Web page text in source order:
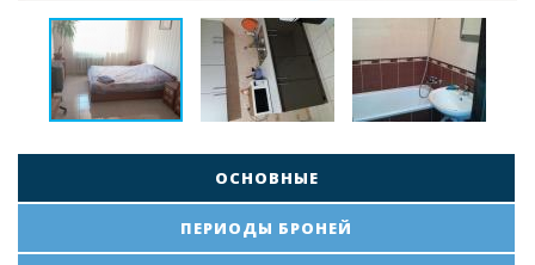
ОСНОВНЫЕ
ПЕРИОДЫ БРОНЕЙ